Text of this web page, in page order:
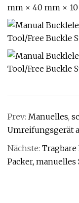
mm × 40 mm ×
Prev: Manuelles,
Umreifungsgerät
Nächste: Tragbare
Packer,